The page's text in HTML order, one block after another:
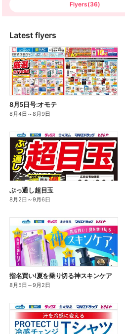
Flyers(36)
Latest flyers
8月5日号:オモテ
8月4日 ～8月9日
ぶっ通し超目玉
8月2日 ～9月6日
指名買い!夏を乗り切る神スキンケア
8月5日 ～9月2日